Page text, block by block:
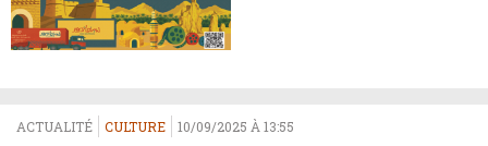
ACTUALITÉ CULTURE 10/09/2025 À 13:55